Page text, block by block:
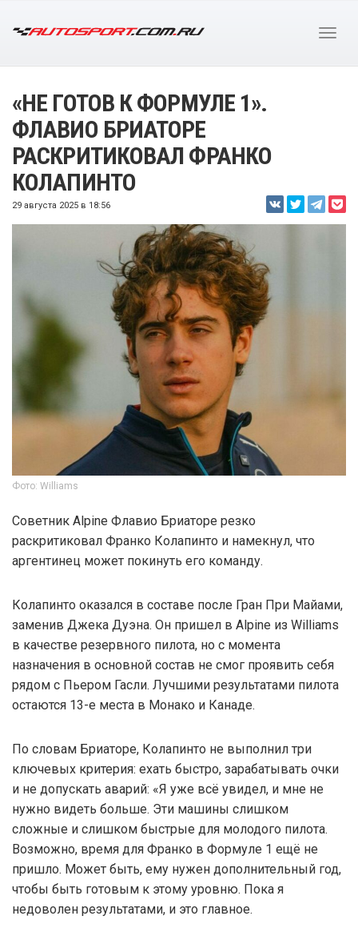
«НЕ ГОТОВ К ФОРМУЛЕ 1».
ФЛАВИО БРИАТОРЕ
РАСКРИТИКОВАЛ ФРАНКО
КОЛАПИНТО
29 августа 2025 в 18:56
Фото: Williams
Советник Alpine Флавио Бриаторе резко
раскритиковал Франко Колапинто и намекнул, что
аргентинец может покинуть его команду.
Колапинто оказался в составе после Гран При Майами,
заменив Джека Дуэна. Он пришел в Alpine из Williams
в качестве резервного пилота, но с момента
назначения в основной состав не смог проявить себя
рядом с Пьером Гасли. Лучшими результатами пилота
остаются 13-е места в Монако и Канаде.
По словам Бриаторе, Колапинто не выполнил три
ключевых критерия: ехать быстро, зарабатывать очки
и не допускать аварий: «Я уже всё увидел, и мне не
нужно видеть больше. Эти машины слишком
сложные и слишком быстрые для молодого пилота.
Возможно, время для Франко в Формуле 1 ещё не
пришло. Может быть, ему нужен дополнительный год,
чтобы быть готовым к этому уровню. Пока я
недоволен результатами, и это главное.